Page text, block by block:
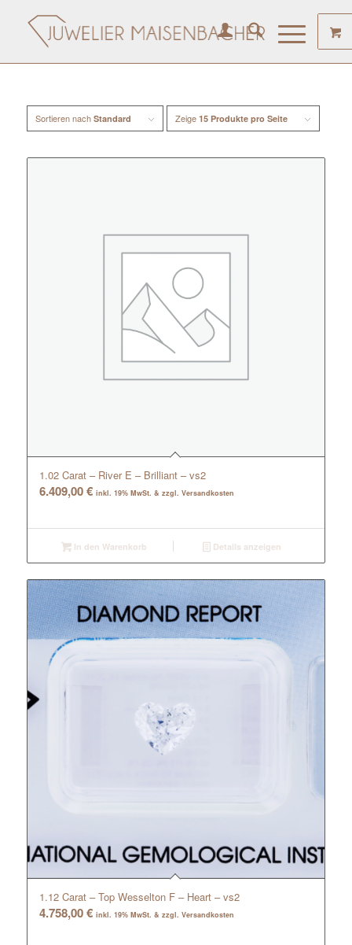
Sortieren nach Standard Zeige 15 Produkte pro Seite
1.02 Carat – River E – Brilliant – vs2
6.409,00€ inkl. 19% MwSt. & zzgl. Versandkosten
In den Warenkorb Details anzeigen
1.12 Carat – Top Wesselton F – Heart – vs2
4.758,00€ inkl. 19% MwSt. & zzgl. Versandkosten